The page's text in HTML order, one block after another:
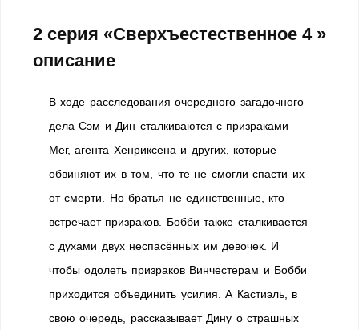
2 серия «Сверхъестественное 4 »
описание
В ходе расследования очередного загадочного
дела Сэм и Дин сталкиваются с призраками
Мег, агента Хенриксена и других, которые
обвиняют их в том, что те не смогли спасти их
от смерти. Но братья не единственные, кто
встречает призраков. Бобби также сталкивается
с духами двух неспасённых им девочек. И
чтобы одолеть призраков Винчестерам и Бобби
приходится объединить усилия. А Кастиэль, в
свою очередь, рассказывает Дину о страшных